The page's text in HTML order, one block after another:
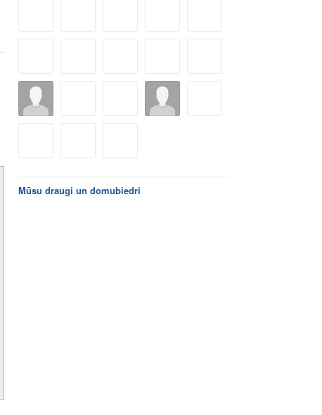
Mūsu draugi un domubiedri